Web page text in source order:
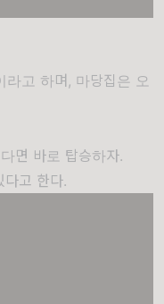
고 하며, 마당집은 오
면 바로 탑승하자.
다고 한다.